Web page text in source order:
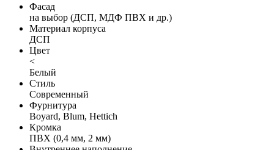
Фасад
на выбор (ДСП, МДФ ПВХ и др.)
Материал корпуса
ДСП
Цвет
<
Белый
Стиль
Современный
Фурнитура
Boyard, Blum, Hettich
Кромка
ПВХ (0,4 мм, 2 мм)